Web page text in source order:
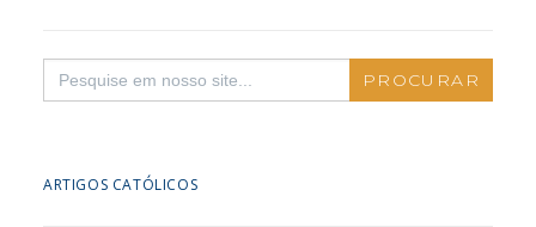
Search
for:
ARTIGOS CATÓLICOS